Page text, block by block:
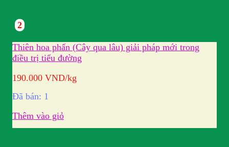
2
Thiên hoa phấn (Cây qua lâu) giải pháp mới trong
điều trị tiểu đường
190.000 VND/kg
Đã bán: 1
Thêm vào giỏ